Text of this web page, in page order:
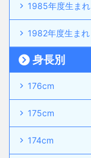
1985年度生まれ
1982年度生まれ
身長別
176cm
175cm
174cm